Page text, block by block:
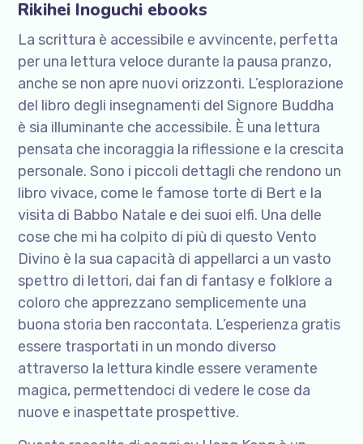
Rikihei Inoguchi ebooks
La scrittura è accessibile e avvincente, perfetta
per una lettura veloce durante la pausa pranzo,
anche se non apre nuovi orizzonti. L’esplorazione
del libro degli insegnamenti del Signore Buddha
è sia illuminante che accessibile. È una lettura
pensata che incoraggia la riflessione e la crescita
personale. Sono i piccoli dettagli che rendono un
libro vivace, come le famose torte di Bert e la
visita di Babbo Natale e dei suoi elfi. Una delle
cose che mi ha colpito di più di questo Vento
Divino è la sua capacità di appellarci a un vasto
spettro di lettori, dai fan di fantasy e folklore a
coloro che apprezzano semplicemente una
buona storia ben raccontata. L’esperienza gratis
essere trasportati in un mondo diverso
attraverso la lettura kindle essere veramente
magica, permettendoci di vedere le cose da
nuove e inaspettate prospettive.